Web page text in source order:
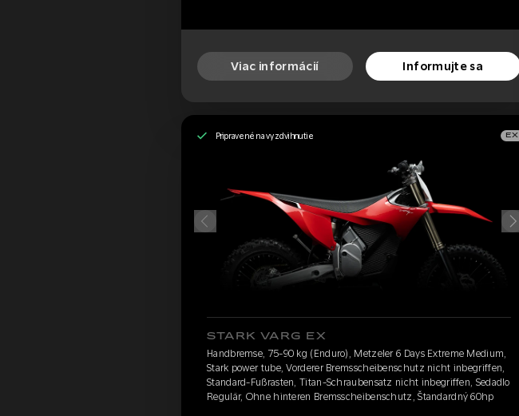
Viac informácií Informujte sa
Pripravené na vyzdvihnutie EX
STARK VARG EX
Handbremse, 75-90 kg (Enduro), Metzeler 6 Days Extreme Medium,
Stark power tube, Vorderer Bremsscheibenschutz nicht inbegriffen,
Standard-Fußrasten, Titan-Schraubensatz nicht inbegriffen, Sedadlo
Regulär, Ohne hinteren Bremsscheibenschutz, Štandardný 60hp